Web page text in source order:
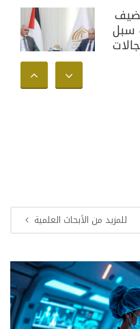
سبل
للمزيد من الأبحاث العلمية